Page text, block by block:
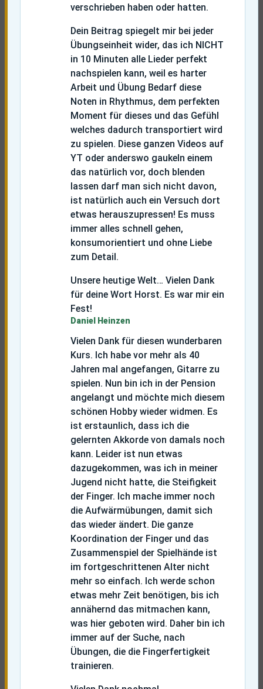
verschrieben haben oder hatten.
Dein Beitrag spiegelt mir bei jeder
Übungseinheit wider, das ich NICHT
in 10 Minuten alle Lieder perfekt
nachspielen kann, weil es harter
Arbeit und Übung Bedarf diese
Noten in Rhythmus, dem perfekten
Moment für dieses und das Gefühl
welches dadurch transportiert wird
zu spielen. Diese ganzen Videos auf
YT oder anderswo gaukeln einem
das natürlich vor, doch blenden
lassen darf man sich nicht davon,
ist natürlich auch ein Versuch dort
etwas herauszupressen! Es muss
immer alles schnell gehen,
konsumorientiert und ohne Liebe
zum Detail.
Unsere heutige Welt… Vielen Dank
für deine Wort Horst. Es war mir ein
Fest!
Daniel Heinzen
Vielen Dank für diesen wunderbaren
Kurs. Ich habe vor mehr als 40
Jahren mal angefangen, Gitarre zu
spielen. Nun bin ich in der Pension
angelangt und möchte mich diesem
schönen Hobby wieder widmen. Es
ist erstaunlich, dass ich die
gelernten Akkorde von damals noch
kann. Leider ist nun etwas
dazugekommen, was ich in meiner
Jugend nicht hatte, die Steifigkeit
der Finger. Ich mache immer noch
die Aufwärmübungen, damit sich
das wieder ändert. Die ganze
Koordination der Finger und das
Zusammenspiel der Spielhände ist
im fortgeschrittenen Alter nicht
mehr so einfach. Ich werde schon
etwas mehr Zeit benötigen, bis ich
annähernd das mitmachen kann,
was hier geboten wird. Daher bin ich
immer auf der Suche, nach
Übungen, die die Fingerfertigkeit
trainieren.